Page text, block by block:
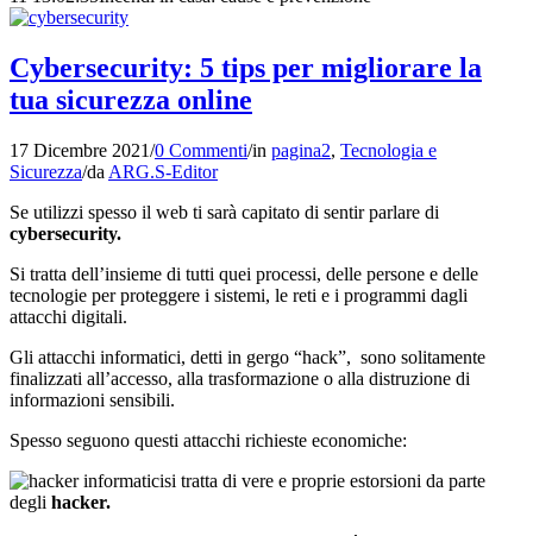
Cybersecurity: 5 tips per migliorare la
tua sicurezza online
17 Dicembre 2021/0 Commenti/in pagina2, Tecnologia e
Sicurezza/da ARG.S-Editor
Se utilizzi spesso il web ti sarà capitato di sentir parlare di
cybersecurity.
Si tratta dell’insieme di tutti quei processi, delle persone e delle
tecnologie per proteggere i sistemi, le reti e i programmi dagli
attacchi digitali.
Gli attacchi informatici, detti in gergo “hack”, sono solitamente
finalizzati all’accesso, alla trasformazione o alla distruzione di
informazioni sensibili.
Spesso seguono questi attacchi richieste economiche:
si tratta di vere e proprie estorsioni da parte
degli hacker.